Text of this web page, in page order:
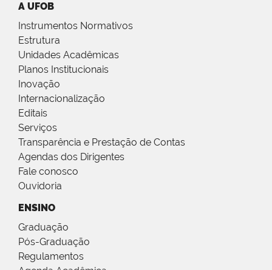
A UFOB
Instrumentos Normativos
Estrutura
Unidades Acadêmicas
Planos Institucionais
Inovação
Internacionalização
Editais
Serviços
Transparência e Prestação de Contas
Agendas dos Dirigentes
Fale conosco
Ouvidoria
ENSINO
Graduação
Pós-Graduação
Regulamentos